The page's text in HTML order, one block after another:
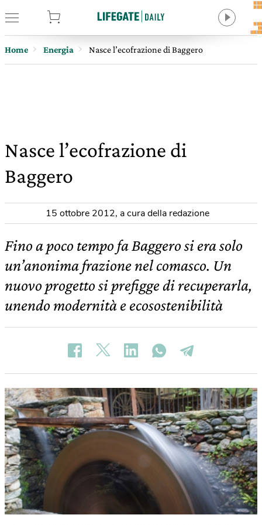
Home Energia Nasce l’ecofrazione di Baggero
Nasce l’ecofrazione di
Baggero
15 ottobre 2012, a cura della redazione
Fino a poco tempo fa Baggero si era solo
un’anonima frazione nel comasco. Un
nuovo progetto si prefigge di recuperarla,
unendo modernità e ecosostenibilità